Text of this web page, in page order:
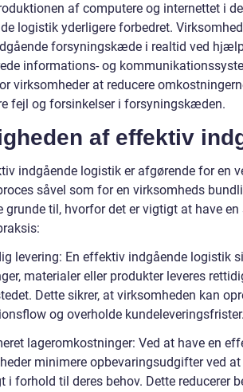
af computere og internettet i
logistik yderligere forbedret.
forsyningskæde i realtid ved
informations- og
virksomheder at reducere
fejl og forsinkelser i forsyningskæden.
af effektiv
indgående logistik er afgørende for en
såvel som for en virksomheds
grunde til, hvorfor det er vigtigt at have
levering: En effektiv indgående logistik
materialer eller produkter leveres
Dette sikrer, at virksomheden kan
og overholde kundeleveringsfrister.
lageromkostninger: Ved at have en
minimere opbevaringsudgifter ved
i forhold til deres behov. Dette reducerer